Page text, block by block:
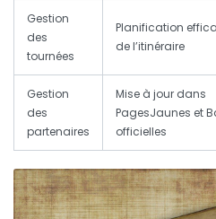
Gestion
des
tournées
Planification
de l’itinéraire
Gestion
des
partenaires
Mise à jour dans
PagesJaunes et
officielles